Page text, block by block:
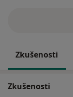
Zkušenosti
Zkušenosti